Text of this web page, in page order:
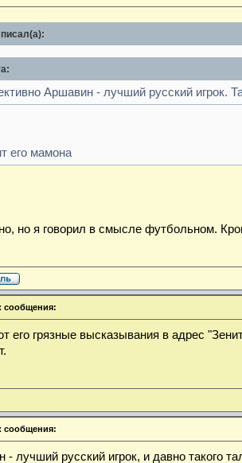
Аршавин - лучший русский игрок.
его мамона
но я говорил в смысле футбольном.
сообщения:
его грязные высказывания в адрес
сообщения:
- лучший русский игрок, и давно такого